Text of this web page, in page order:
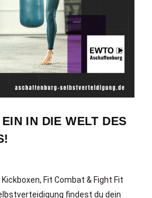
IN DIE WELT DES
Kickboxen, Fit Combat & Fight Fit
findest du dein